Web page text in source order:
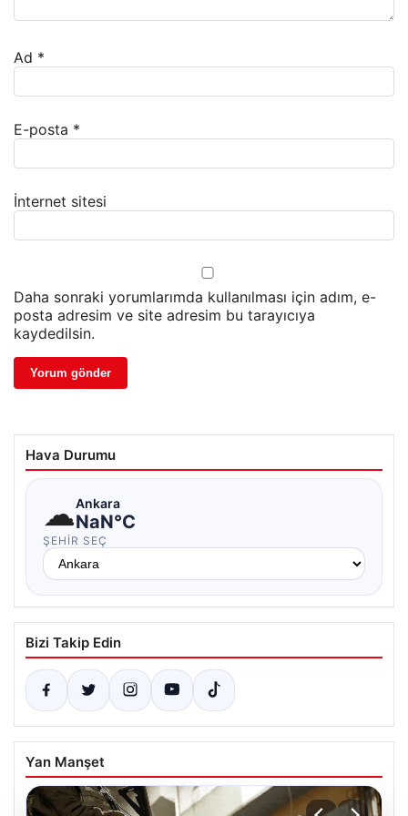
Ad *
E-posta *
İnternet sitesi
Daha sonraki yorumlarımda kullanılması için adım, e-
posta adresim ve site adresim bu tarayıcıya
kaydedilsin.
Hava Durumu
☁Ankara
NaN°C
ŞEHIR SEÇ
Bizi Takip Edin
Yan Manşet